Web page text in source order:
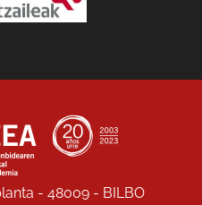
- 48009 - BILBO